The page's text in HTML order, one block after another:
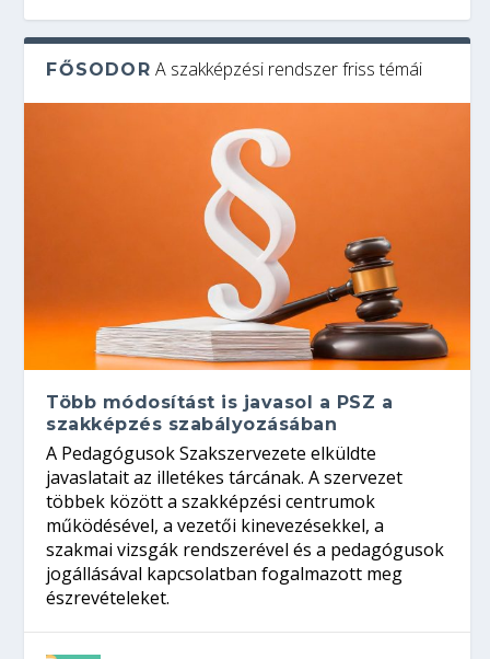
FŐSODOR A szakképzési rendszer friss témái
Több módosítást is javasol a PSZ a
szakképzés szabályozásában
A Pedagógusok Szakszervezete elküldte
javaslatait az illetékes tárcának. A szervezet
többek között a szakképzési centrumok
működésével, a vezetői kinevezésekkel, a
szakmai vizsgák rendszerével és a pedagógusok
jogállásával kapcsolatban fogalmazott meg
észrevételeket.